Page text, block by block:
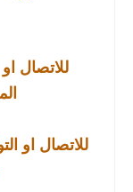
للاتصال
للاتصال او